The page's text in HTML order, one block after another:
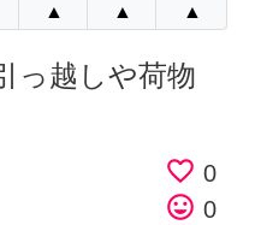
▲ ▲ ▲
っ越しや荷物
favorite_border 0
tag_faces 0